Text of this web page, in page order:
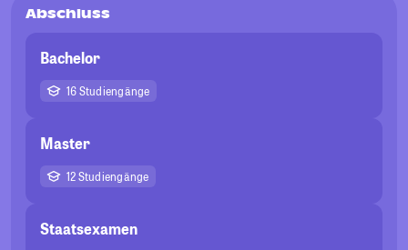
Abschluss
Bachelor
16 Studiengänge
Master
12 Studiengänge
Staatsexamen